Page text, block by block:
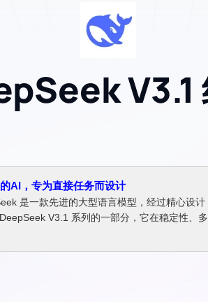
V3.1
AI，专为直接任务而设计
是一款先进的大型语言模型，经过精心设
V3.1 系列的一部分，它在稳定性、